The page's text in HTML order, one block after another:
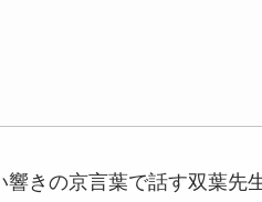
きの京言葉で話す双葉先生